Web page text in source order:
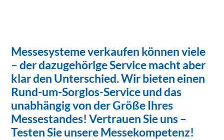
Messesysteme verkaufen können viele
– der dazugehörige Service macht aber
klar den Unterschied. Wir bieten einen
Rund-um-Sorglos-Service und das
unabhängig von der Größe Ihres
Messestandes! Vertrauen Sie uns –
Testen Sie unsere Messekompetenz!